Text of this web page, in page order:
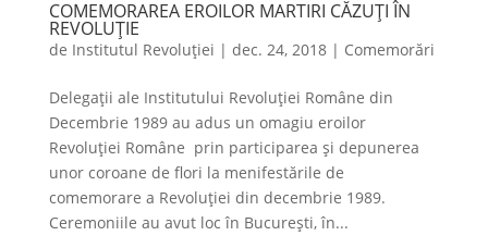
COMEMORAREA EROILOR MARTIRI CĂZUȚI ÎN
REVOLUȚIE
de Institutul Revoluției | dec. 24, 2018| Comemorări
Delegații ale Institutului Revoluției Române din
Decembrie 1989 au adus un omagiu eroilor
Revoluției Române prin participarea și depunerea
unor coroane de flori la menifestările de
comemorare a Revoluției din decembrie 1989.
Ceremoniile au avut loc în București, în...